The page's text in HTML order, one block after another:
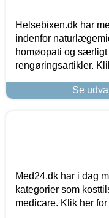
Helsebixen.dk har
indenfor
homøopati og
rengøringsartikler.
Se
Med24.dk har i dag
kategorier som
medicare. Klik her